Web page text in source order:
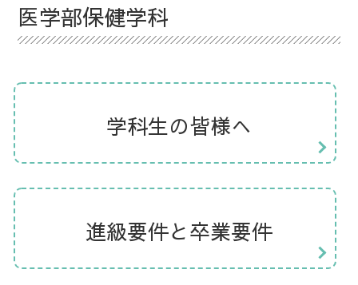
医学部保健学科
学科生の皆様へ
進級要件と卒業要件